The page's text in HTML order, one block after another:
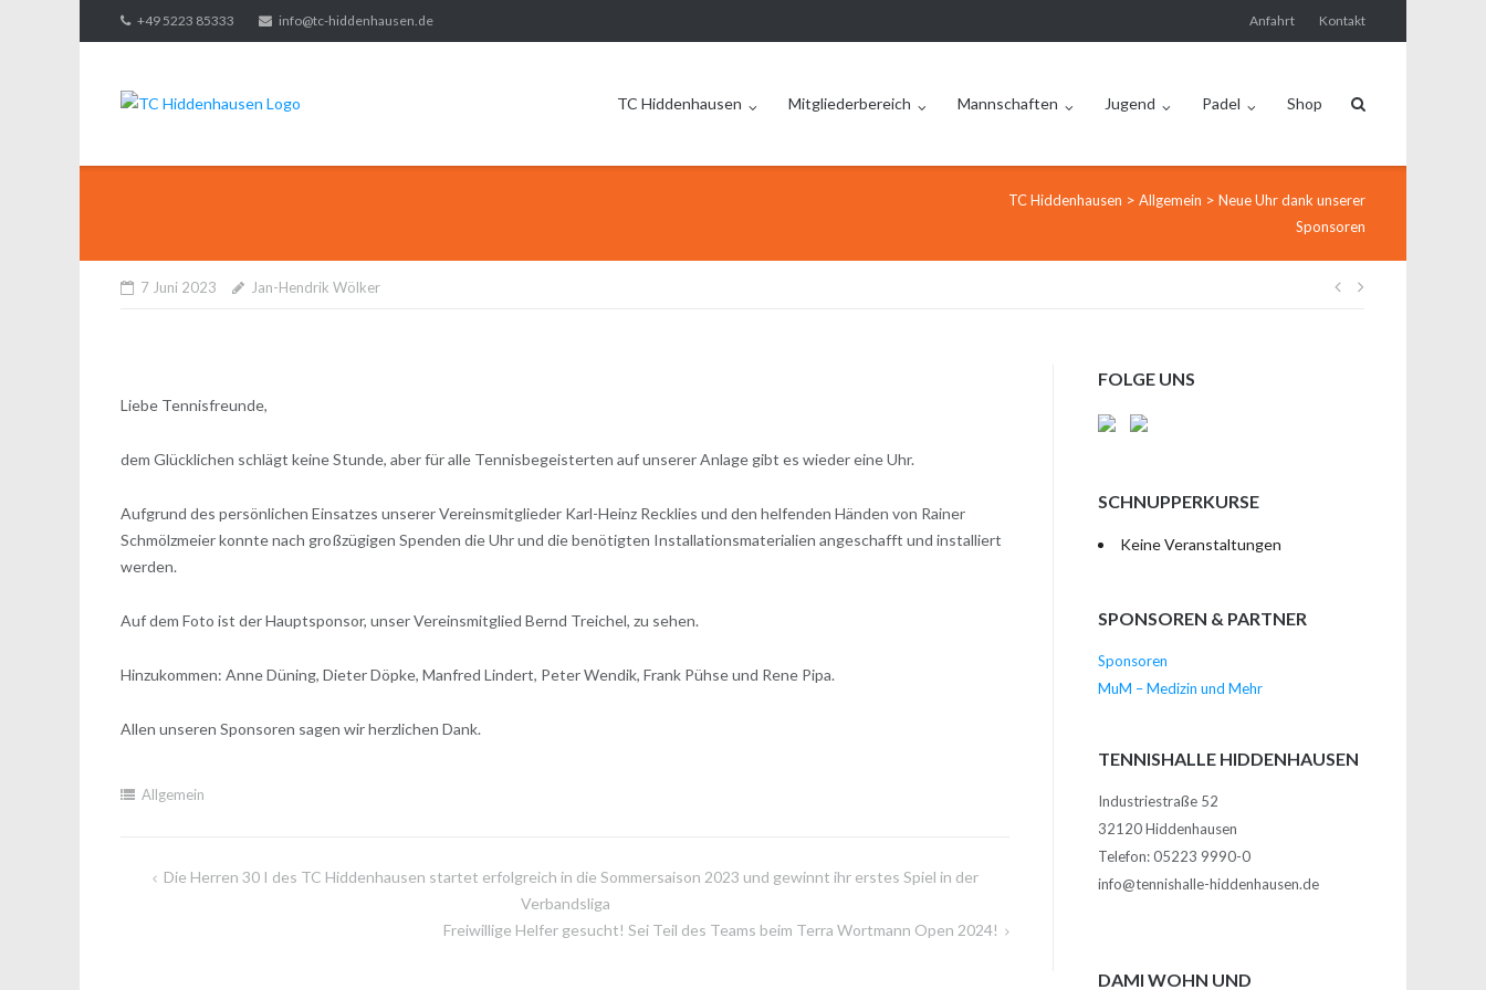
Direkt
zum
+49 5223 85333 info@tc-hiddenhausen.de Anfahrt Kontakt
TC Hiddenhausen Mitgliederbereich Mannschaften Jugend Padel Shop
TC Hiddenhausen > Allgemein > Neue Uhr dank unserer
Sponsoren
7 Juni 2023 Jan-Hendrik Wölker
Liebe Tennisfreunde,
dem Glücklichen schlägt keine Stunde, aber für alle Tennisbegeisterten auf unserer Anlage gibt es wieder eine Uhr.
Aufgrund des persönlichen Einsatzes unserer Vereinsmitglieder Karl-Heinz Recklies und den helfenden Händen von Rainer
Schmölzmeier konnte nach großzügigen Spenden die Uhr und die benötigten Installationsmaterialien angeschafft und installiert
werden.
Auf dem Foto ist der Hauptsponsor, unser Vereinsmitglied Bernd Treichel, zu sehen.
Hinzukommen: Anne Düning, Dieter Döpke, Manfred Lindert, Peter Wendik, Frank Pühse und Rene Pipa.
Allen unseren Sponsoren sagen wir herzlichen Dank.
Allgemein
Beitragsnavigation
Die Herren 30 I des TC Hiddenhausen startet erfolgreich in die Sommersaison 2023 und gewinnt ihr erstes Spiel in der
Verbandsliga
Freiwillige Helfer gesucht! Sei Teil des Teams beim Terra Wortmann Open 2024!
FOLGE UNS
SCHNUPPERKURSE
Keine Veranstaltungen
SPONSOREN & PARTNER
Sponsoren
MuM – Medizin und Mehr
TENNISHALLE HIDDENHAUSEN
Industriestraße 52
32120 Hiddenhausen
Telefon: 05223 9990-0
info@tennishalle-hiddenhausen.de
DAMI WOHN UND